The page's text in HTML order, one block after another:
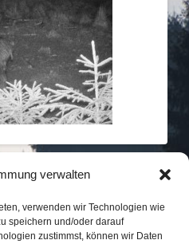
verwalten
verwenden wir Technologien wie
speichern und/oder darauf
zustimmst, können wir Daten